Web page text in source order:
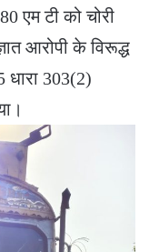
एम टी को चोरी
आरोपी के विरूद्ध
धारा 303(2)